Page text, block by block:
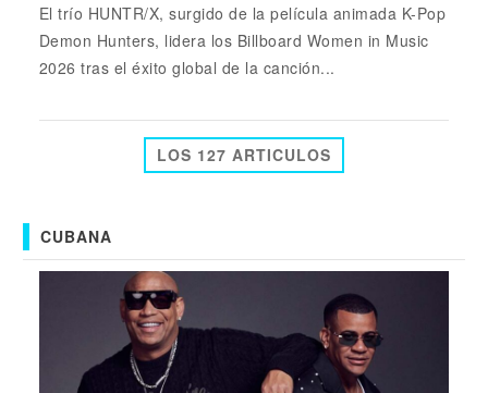
El trío HUNTR/X, surgido de la película animada K-Pop
Demon Hunters, lidera los Billboard Women in Music
2026 tras el éxito global de la canción...
LOS 127 ARTICULOS
CUBANA